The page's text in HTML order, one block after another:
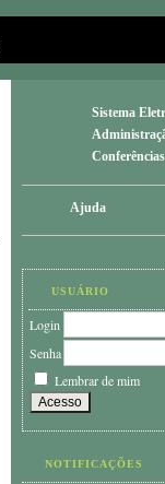
Sistema
Conferências
Ajuda
USUÁRIO
Login
Senha
Lembrar de mim
NOTIFICAÇÕES